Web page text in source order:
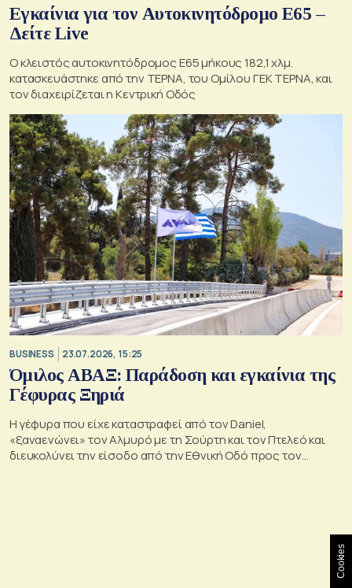
Εγκαίνια για τον Αυτοκινητόδρομο Ε65 –
Δείτε Live
Ο κλειστός αυτοκινητόδρομος Ε65 μήκους 182,1 χλμ.
κατασκευάστηκε από την ΤΕΡΝΑ, του Ομίλου ΓΕΚ ΤΕΡΝΑ, και
τον διαχειρίζεται η Κεντρική Οδός
BUSINESS 23.07.2026, 15:25
Όμιλος ΑΒΑΞ: Παράδοση και εγκαίνια της
Γέφυρας Ξηριά
Η γέφυρα που είχε καταστραφεί από τον Daniel,
«ξαναενώνει» τον Αλμυρό με τη Σούρτη και τον Πτελεό και
διευκολύνει την είσοδο από την Εθνική Οδό προς τον
Cookies